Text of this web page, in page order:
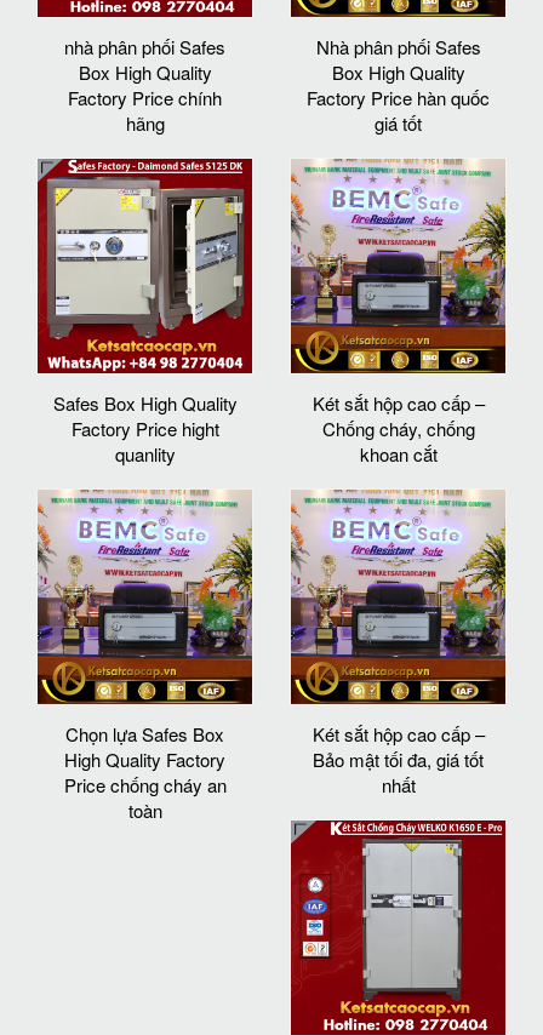
nhà phân phối Safes
Box High Quality
Factory Price chính
hãng
Nhà phân phối Safes
Box High Quality
Factory Price hàn quốc
giá tốt
Safes Box High Quality
Factory Price hight
quanlity
Két sắt hộp cao cấp –
Chống cháy, chống
khoan cắt
Chọn lựa Safes Box
High Quality Factory
Price chống cháy an
toàn
Két sắt hộp cao cấp –
Bảo mật tối đa, giá tốt
nhất